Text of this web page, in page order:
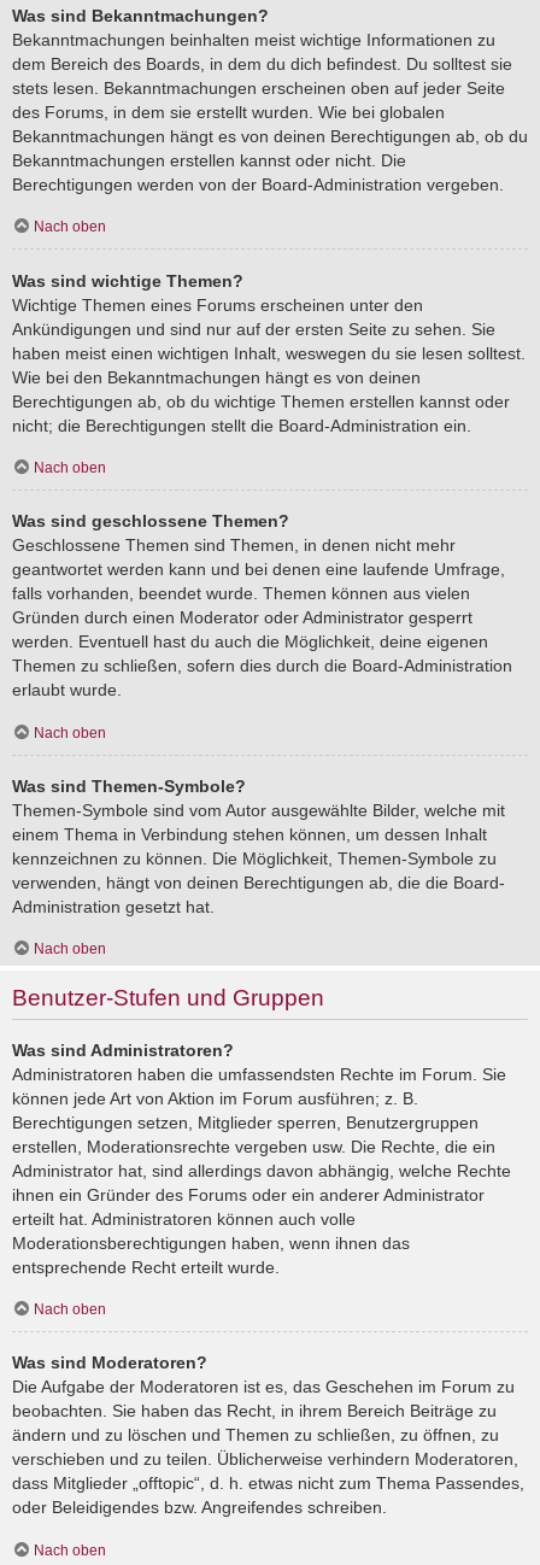
Was sind Bekanntmachungen?
Bekanntmachungen beinhalten meist wichtige Informationen zu
dem Bereich des Boards, in dem du dich befindest. Du solltest sie
stets lesen. Bekanntmachungen erscheinen oben auf jeder Seite
des Forums, in dem sie erstellt wurden. Wie bei globalen
Bekanntmachungen hängt es von deinen Berechtigungen ab, ob du
Bekanntmachungen erstellen kannst oder nicht. Die
Berechtigungen werden von der Board-Administration vergeben.
Nach oben
Was sind wichtige Themen?
Wichtige Themen eines Forums erscheinen unter den
Ankündigungen und sind nur auf der ersten Seite zu sehen. Sie
haben meist einen wichtigen Inhalt, weswegen du sie lesen solltest.
Wie bei den Bekanntmachungen hängt es von deinen
Berechtigungen ab, ob du wichtige Themen erstellen kannst oder
nicht; die Berechtigungen stellt die Board-Administration ein.
Nach oben
Was sind geschlossene Themen?
Geschlossene Themen sind Themen, in denen nicht mehr
geantwortet werden kann und bei denen eine laufende Umfrage,
falls vorhanden, beendet wurde. Themen können aus vielen
Gründen durch einen Moderator oder Administrator gesperrt
werden. Eventuell hast du auch die Möglichkeit, deine eigenen
Themen zu schließen, sofern dies durch die Board-Administration
erlaubt wurde.
Nach oben
Was sind Themen-Symbole?
Themen-Symbole sind vom Autor ausgewählte Bilder, welche mit
einem Thema in Verbindung stehen können, um dessen Inhalt
kennzeichnen zu können. Die Möglichkeit, Themen-Symbole zu
verwenden, hängt von deinen Berechtigungen ab, die die Board-
Administration gesetzt hat.
Nach oben
Benutzer-Stufen und Gruppen
Was sind Administratoren?
Administratoren haben die umfassendsten Rechte im Forum. Sie
können jede Art von Aktion im Forum ausführen; z. B.
Berechtigungen setzen, Mitglieder sperren, Benutzergruppen
erstellen, Moderationsrechte vergeben usw. Die Rechte, die ein
Administrator hat, sind allerdings davon abhängig, welche Rechte
ihnen ein Gründer des Forums oder ein anderer Administrator
erteilt hat. Administratoren können auch volle
Moderationsberechtigungen haben, wenn ihnen das
entsprechende Recht erteilt wurde.
Nach oben
Was sind Moderatoren?
Die Aufgabe der Moderatoren ist es, das Geschehen im Forum zu
beobachten. Sie haben das Recht, in ihrem Bereich Beiträge zu
ändern und zu löschen und Themen zu schließen, zu öffnen, zu
verschieben und zu teilen. Üblicherweise verhindern Moderatoren,
dass Mitglieder „offtopic“, d. h. etwas nicht zum Thema Passendes,
oder Beleidigendes bzw. Angreifendes schreiben.
Nach oben